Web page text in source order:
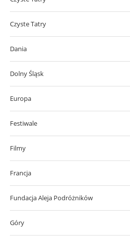
Czyste Tatry
Dania
Dolny Śląsk
Europa
Festiwale
Filmy
Francja
Fundacja Aleja Podróżników
Góry